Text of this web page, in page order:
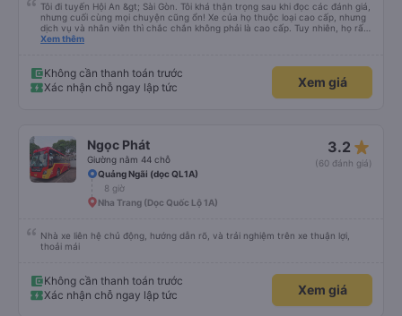
Tôi đi tuyến Hội An &gt; Sài Gòn. Tôi khá thận trọng sau khi đọc các đánh giá,
nhưng cuối cùng mọi chuyện cũng ổn! Xe của họ thuộc loại cao cấp, nhưng
dịch vụ và nhân viên thì chắc chắn không phải là cao cấp. Tuy nhiên, họ rất
hiệu quả và có năng lực. Họ có văn phòng riêng ở Hội An, điều này khá tốt.
8:30 tối. Chắc hẳn họ đã chạy rất nhanh suốt đêm vì chúng tôi đến phía bắc
Sài Gòn lúc 6:45 sáng (tại cơ sở rửa xe của họ?), nơi họ đưa chúng tôi lên
một chiếc xe buýt đưa đón khá ọp ẹp để chuyển đến văn phòng Tinh Bình
đến Sài Gòn. Nhưng có ba điểm trừ: - Xe buýt đưa đón thứ hai rõ ràng là
không an toàn (xem ảnh) - Ghế của tôi bị kẹt ở chế độ ngả lưng / không thể
ngồi thẳng dậy - Tài xế ban ngày bật nhạc rock với âm lượng rất lớn. May
mắn là anh ấy đã tắt loa phía sau khi được yêu cầu, nhưng hãy cẩn thận nếu
bạn chọn chỗ ngồi phía trước. Nhìn chung, tôi vẫn sẽ sử dụng dịch vụ này
nếu giá cả phải chăng.
Xem thêm
Không cần thanh toán trước
Xác nhận chỗ ngay lập tức
Xem giá
Ngọc Phát
Giường nằm 44 chỗ
3.2 star_rate
(60 đánh giá)
Quảng Ngãi (dọc QL1A)
8 giờ
Nha Trang (Dọc Quốc Lộ 1A)
Nhà xe liên hệ chủ động, hướng dẫn rõ, và trải nghiệm trên xe thuận lợi,
thoải mái
Không cần thanh toán trước
Xác nhận chỗ ngay lập tức
Xem giá